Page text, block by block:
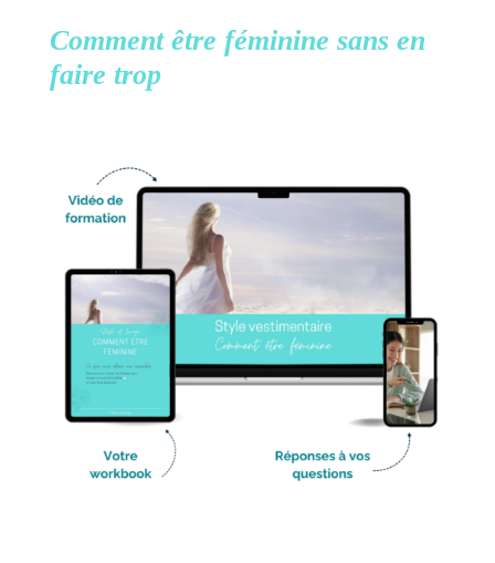
Comment être féminine sans en
faire trop